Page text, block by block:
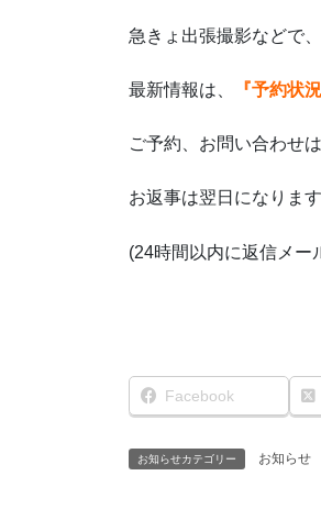
急きょ出張撮影などで
最新情報は、 『予約状
ご予約、お問い合わせは
お返事は翌日になりま
(24時間以内に返信メー
Facebook
お知らせカテゴリー お知らせ